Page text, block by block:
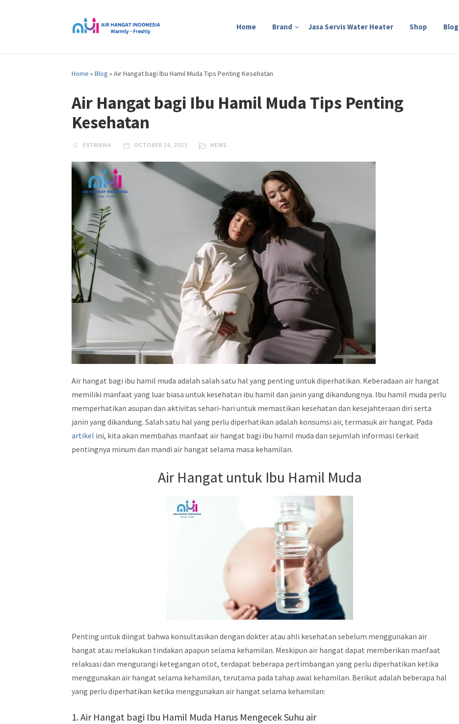
Home Brand Jasa Servis Water Heater Shop Blog
Home »Blog »Air Hangat bagi Ibu Hamil Muda Tips Penting Kesehatan
Air Hangat bagi Ibu Hamil Muda Tips Penting
Kesehatan
ESTRIANA OCTOBER 16, 2023 NEWS
Air hangat bagi ibu hamil muda adalah salah satu hal yang penting untuk diperhatikan. Keberadaan air hangat
memiliki manfaat yang luar biasa untuk kesehatan ibu hamil dan janin yang dikandungnya. Ibu hamil muda perlu
memperhatikan asupan dan aktivitas sehari-hari untuk memastikan kesehatan dan kesejahteraan diri serta
janin yang dikandung. Salah satu hal yang perlu diperhatikan adalah konsumsi air, termasuk air hangat. Pada
artikel ini, kita akan membahas manfaat air hangat bagi ibu hamil muda dan sejumlah informasi terkait
pentingnya minum dan mandi air hangat selama masa kehamilan.
Air Hangat untuk Ibu Hamil Muda
Penting untuk diingat bahwa konsultasikan dengan dokter atau ahli kesehatan sebelum menggunakan air
hangat atau melakukan tindakan apapun selama kehamilan. Meskipun air hangat dapat memberikan manfaat
relaksasi dan mengurangi ketegangan otot, terdapat beberapa pertimbangan yang perlu diperhatikan ketika
menggunakan air hangat selama kehamilan, terutama pada tahap awal kehamilan. Berikut adalah beberapa hal
yang perlu diperhatikan ketika menggunakan air hangat selama kehamilan:
1. Air Hangat bagi Ibu Hamil Muda Harus Mengecek Suhu air